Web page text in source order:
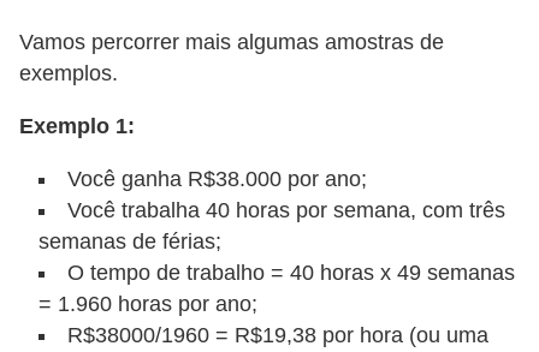
Vamos percorrer mais algumas amostras de
exemplos.
Exemplo 1:
Você ganha R$38.000 por ano;
Você trabalha 40 horas por semana, com três
semanas de férias;
O tempo de trabalho = 40 horas x 49 semanas
= 1.960 horas por ano;
R$38000/1960 = R$19,38 por hora (ou uma
I
m
p
d